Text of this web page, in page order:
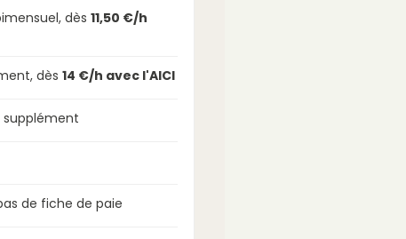
dès 11,50 €/h
dès 14 €/h avec l'AICI
supplément
de fiche de paie